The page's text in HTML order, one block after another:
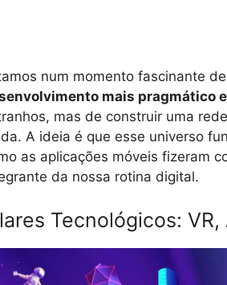
num momento fascinante
mais pragmático
mas de construir uma
A ideia é que esse universo
as aplicações móveis fizeram
da nossa rotina digital.
Tecnológicos: